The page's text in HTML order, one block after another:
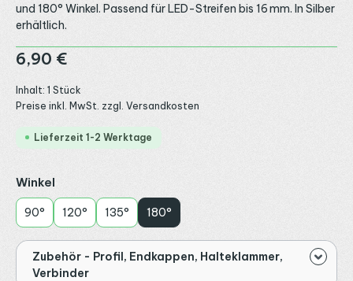
und 180° Winkel. Passend für LED-Streifen bis 16 mm. In Silber
erhältlich.
Regulärer Preis:
6,90 €
Inhalt: 1 Stück
Preise inkl. MwSt. zzgl. Versandkosten
Lieferzeit 1-2 Werktage
Winkel
90° 120° 135° 180°
Zubehör - Profil, Endkappen, Halteklammer,
Verbinder